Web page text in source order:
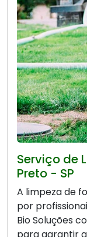
Serviço de
Preto - SP
A limpeza de
por
Bio Soluções